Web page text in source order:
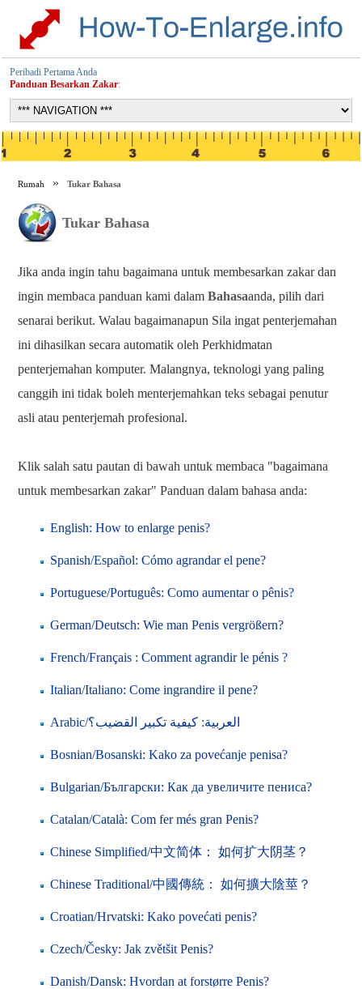
Peribadi Pertama Anda
Panduan Besarkan Zakar:
Rumah Tukar Bahasa
Tukar Bahasa
Jika anda ingin tahu bagaimana untuk membesarkan zakar dan
ingin membaca panduan kami dalamBahasaanda, pilih dari
senarai berikut. Walau bagaimanapun Sila ingat penterjemahan
ini dihasilkan secara automatik oleh Perkhidmatan
penterjemahan komputer. Malangnya, teknologi yang paling
canggih ini tidak boleh menterjemahkan teks sebagai penutur
asli atau penterjemah profesional.
Klik salah satu pautan di bawah untuk membaca "bagaimana
untuk membesarkan zakar" Panduan dalam bahasa anda:
English: How to enlarge penis?
Spanish/Español: Cómo agrandar el pene?
Portuguese/Português: Como aumentar o pênis?
German/Deutsch: Wie man Penis vergrößern?
French/Français : Comment agrandir le pénis ?
Italian/Italiano: Come ingrandire il pene?
Arabic/العربية: كيفية تكبير القضيب؟
Bosnian/Bosanski: Kako za povećanje penisa?
Bulgarian/Български: Как да увеличите пениса?
Catalan/Català: Com fer més gran Penis?
Chinese Simplified/中文简体： 如何扩大阴茎？
Chinese Traditional/中國傳統： 如何擴大陰莖？
Croatian/Hrvatski: Kako povećati penis?
Czech/Česky: Jak zvětšit Penis?
Danish/Dansk: Hvordan at forstørre Penis?